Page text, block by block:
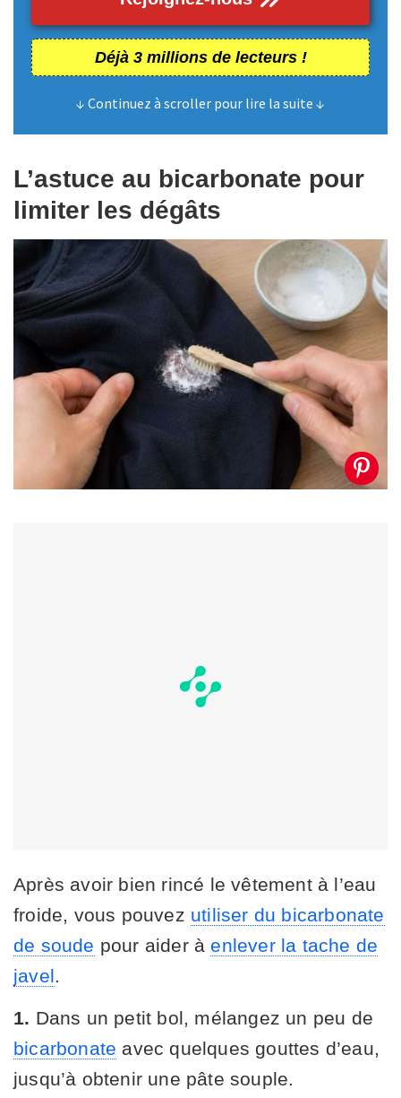
Déjà 3 millions de lecteurs !
↓ Continuez à scroller pour lire la suite ↓
L’astuce au bicarbonate pour
limiter les dégâts
Après avoir bien rincé le vêtement à l’eau
froide, vous pouvez utiliser du bicarbonate
de soude pour aider à enlever la tache de
javel
1. Dans un petit bol, mélangez un peu de
bicarbonate avec quelques gouttes d’eau,
jusqu’à obtenir une pâte souple.